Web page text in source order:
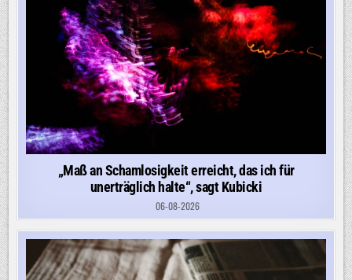
„Maß an Schamlosigkeit erreicht, das ich für
unerträglich halte“, sagt Kubicki
06-08-2026